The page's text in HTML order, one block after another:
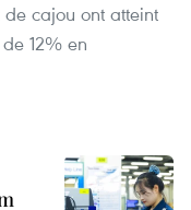
cajou ont atteint
12% en